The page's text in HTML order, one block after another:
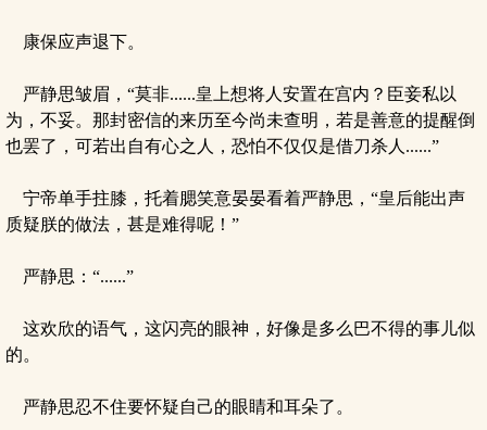
康保应声退下。
严静思皱眉，“莫非......皇上想将人安置在宫内？臣妾私以
为，不妥。那封密信的来历至今尚未查明，若是善意的提醒倒
也罢了，可若出自有心之人，恐怕不仅仅是借刀杀人......”
宁帝单手拄膝，托着腮笑意晏晏看着严静思，“皇后能出声
质疑朕的做法，甚是难得呢！”
严静思：“......”
这欢欣的语气，这闪亮的眼神，好像是多么巴不得的事儿似
的。
严静思忍不住要怀疑自己的眼睛和耳朵了。